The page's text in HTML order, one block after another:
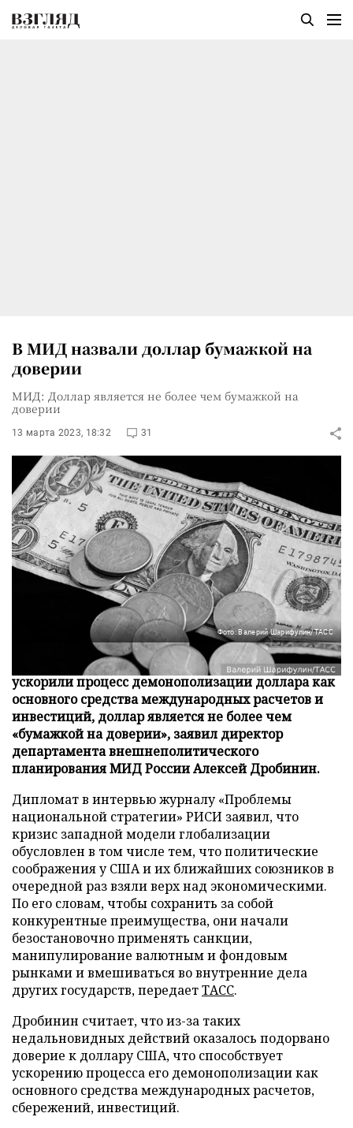
В МИД назвали доллар бумажкой на
доверии
МИД: Доллар является не более чем бумажкой на
доверии
13 марта 2023, 18:32 31
Фото: Валерий Шарифулин/ТАСС
Недальновидные действия США и их партнеров
ускорили процесс демонополизации доллара как
основного средства международных расчетов и
инвестиций, доллар является не более чем
«бумажкой на доверии», заявил директор
департамента внешнеполитического
планирования МИД России Алексей Дробинин.
Дипломат в интервью журналу «Проблемы
национальной стратегии» РИСИ заявил, что
кризис западной модели глобализации
обусловлен в том числе тем, что политические
соображения у США и их ближайших союзников в
очередной раз взяли верх над экономическими.
По его словам, чтобы сохранить за собой
конкурентные преимущества, они начали
безостановочно применять санкции,
манипулирование валютным и фондовым
рынками и вмешиваться во внутренние дела
других государств, передаетТАСС.
Дробинин считает, что из-за таких
недальновидных действий оказалось подорвано
доверие к доллару США, что способствует
ускорению процесса его демонополизации как
основного средства международных расчетов,
сбережений, инвестиций.